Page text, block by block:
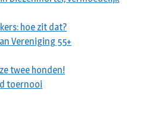
hoe zit dat?
Vereniging 55+
twee honden!
toernooi